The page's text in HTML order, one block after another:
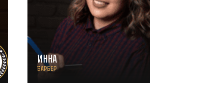
Инна
Барбер